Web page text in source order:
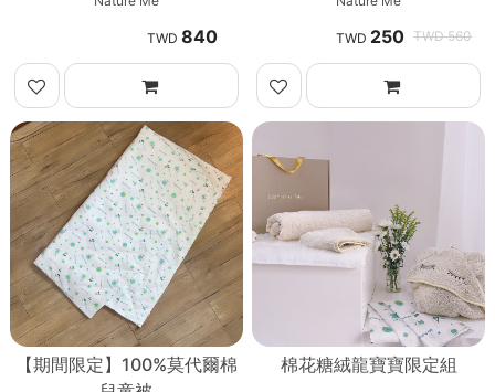
840 560
250
【期間限定】100%莫代爾棉
棉花糖絨龍寶寶限定組